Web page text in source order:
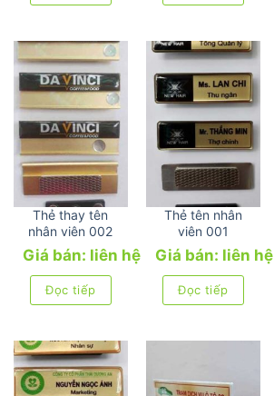
Thẻ thay tên
nhân viên 002
Giá bán: liên hệ
Đọc tiếp
Thẻ tên nhân
viên 001
Giá bán: liên hệ
Đọc tiếp